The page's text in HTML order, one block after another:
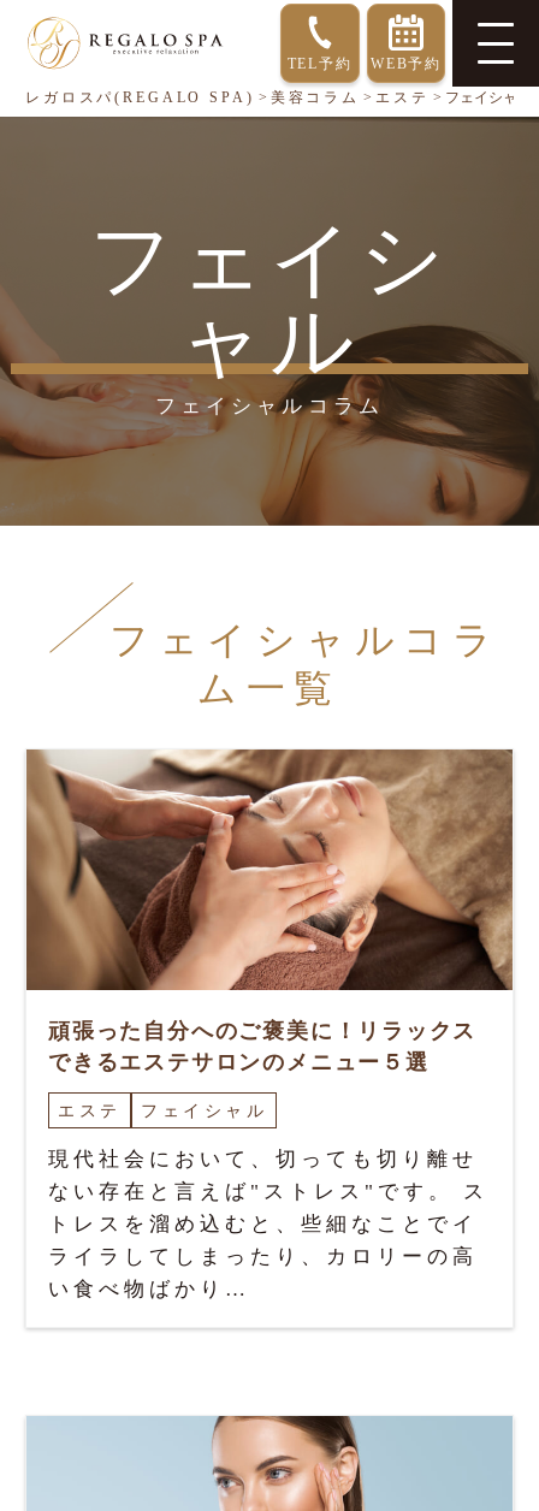
TEL予約
WEB予約
レガロスパ(REGALO SPA) > 美容コラム > エステ > フェイシャル
フェイシ
ャル
フェイシャルコラム
フェイシャルコラ
ム一覧
頑張った自分へのご褒美に！リラックス
できるエステサロンのメニュー５選
エステ フェイシャル
現代社会において、切っても切り離せ
ない存在と言えば"ストレス"です。 ス
トレスを溜め込むと、些細なことでイ
ライラしてしまったり、カロリーの高
い食べ物ばかり…